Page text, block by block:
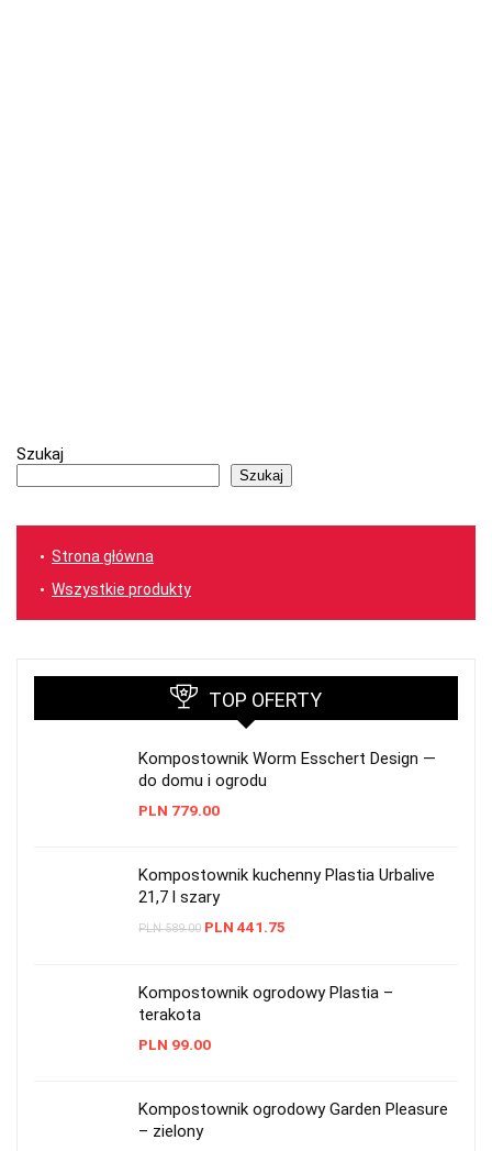
Szukaj
Szukaj
Strona główna
Wszystkie produkty
TOP OFERTY
Kompostownik Worm Esschert Design —
do domu i ogrodu
PLN 779.00
Kompostownik kuchenny Plastia Urbalive
21,7 l szary
PLN589.00 PLN 441.75
Kompostownik ogrodowy Plastia –
terakota
PLN 99.00
Kompostownik ogrodowy Garden Pleasure
– zielony